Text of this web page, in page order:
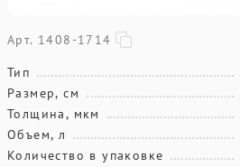
Арт. 1408-1714
Тип
Размер, см
Толщина, мкм
Объем, л
Количество в упаковке